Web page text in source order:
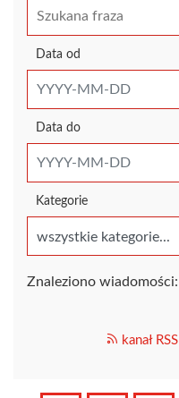
Data od
Data do
Kategorie
Znaleziono wiadomości:
kanał RSS